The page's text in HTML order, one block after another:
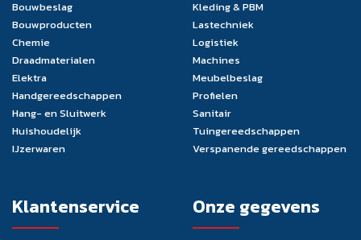
Bouwbeslag
Bouwproducten
Chemie
Draadmaterialen
Elektra
Handgereedschappen
Hang- en Sluitwerk
Huishoudelijk
IJzerwaren
Kleding & PBM
Lastechniek
Logistiek
Machines
Meubelbeslag
Profielen
Sanitair
Tuingereedschappen
Verspanende gereedschappen
Klantenservice Onze gegevens